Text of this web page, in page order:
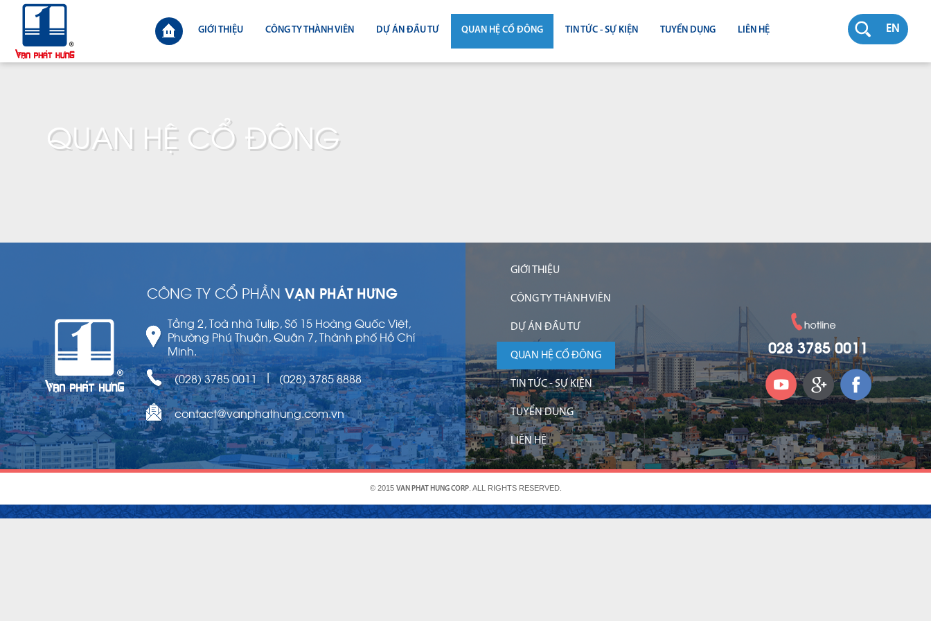
EN
GIỚI THIỆU CÔNG TY THÀNH VIÊN DỰ ÁN ĐẦU TƯ QUAN HỆ CỔ ĐÔNG TIN TỨC - SỰ KIỆN TUYỂN DỤNG LIÊN HỆ
QUAN HỆ CỔ ĐÔNG
CÔNG TY CỔ PHẦN VẠN PHÁT HƯNG
Tầng 2, Toà nhà Tulip, Số 15 Hoàng Quốc Việt,
Phường Phú Thuận, Quận 7, Thành phố Hồ Chí
Minh.
(028) 3785 0011 | (028) 3785 8888
contact@vanphathung.com.vn
GIỚI THIỆU
CÔNG TY THÀNH VIÊN
DỰ ÁN ĐẦU TƯ
QUAN HỆ CỔ ĐÔNG
TIN TỨC - SỰ KIỆN
TUYỂN DỤNG
LIÊN HỆ
028 3785 0011
© 2015 VAN PHAT HUNG CORP. ALL RIGHTS RESERVED.